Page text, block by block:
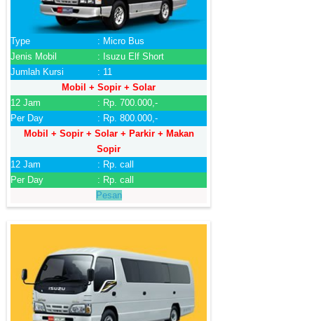
Type
: Micro Bus
Jenis Mobil
: Isuzu Elf Short
Jumlah Kursi
: 11
Mobil + Sopir + Solar
12 Jam
: Rp. 700.000,-
Per Day
: Rp. 800.000,-
Mobil + Sopir + Solar + Parkir + Makan
Sopir
12 Jam
: Rp. call
Per Day
: Rp. call
Pesan